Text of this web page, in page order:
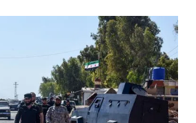
Liên hệ quảng cáo
0908 780 404
RSS Tòa soạn Chính sách bảo